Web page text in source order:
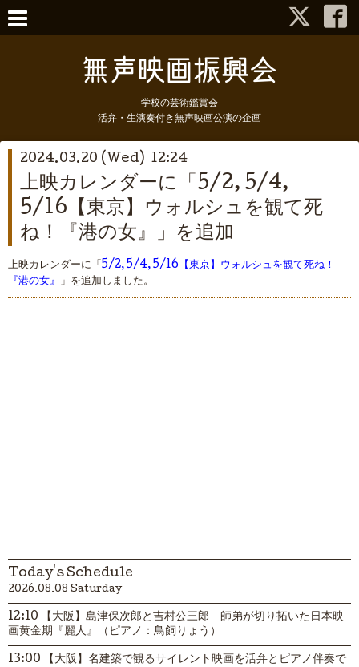
学校の芸術鑑賞会
活弁・生演奏付き無声映画公演の企画
2024.03.20 (Wed) 12:24
上映カレンダーに「5/2, 5/4,
5/16【東京】ウォルシュを観て死
ね！『港の女』」を追加
上映カレンダーに「 5/2, 5/4, 5/16【東京】ウォルシュを観て死ね！
『港の女』 」を追加しました。
Today's Schedule
2026.08.08 Saturday
12:10 【大阪】島津保次郎と吉村公三郎 師弟が切り拓いた日本映
画黄金期『麗人』（ピアノ：鳥飼りょう）
13:00 【大阪】名建築で観るサイレント映画を活弁とピアノ伴奏で